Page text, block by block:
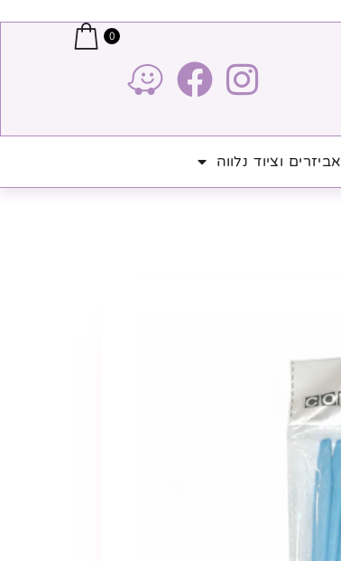
0
אביזרים וציוד נלווה